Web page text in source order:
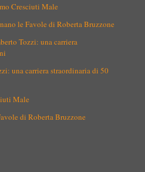
Cresciuti Male
le Favole di Roberta Bruzzone
Tozzi: una carriera
una carriera straordinaria di 50
Male
di Roberta Bruzzone